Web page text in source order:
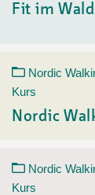
Fit im Wald
Nordic
Kurs
Nordic
Nordic
Kurs